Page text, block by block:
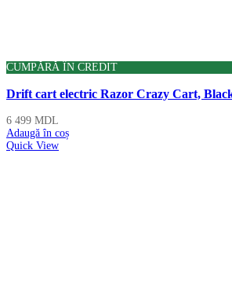
CUMPĂRĂ ÎN CREDIT
Drift cart electric Razor Crazy Cart,
6 499 MDL
Adaugă în coș
Quick View